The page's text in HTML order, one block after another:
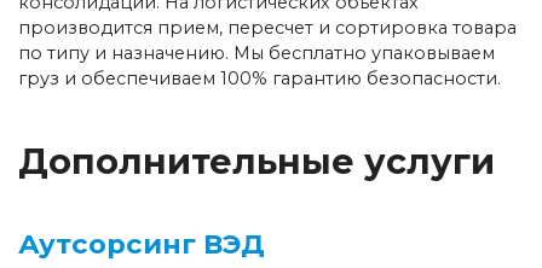
производится прием, пересчет и сортировка товара
по типу и назначению. Мы бесплатно упаковываем
груз и обеспечиваем 100% гарантию безопасности.
Дополнительные услуги
Аутсорсинг ВЭД